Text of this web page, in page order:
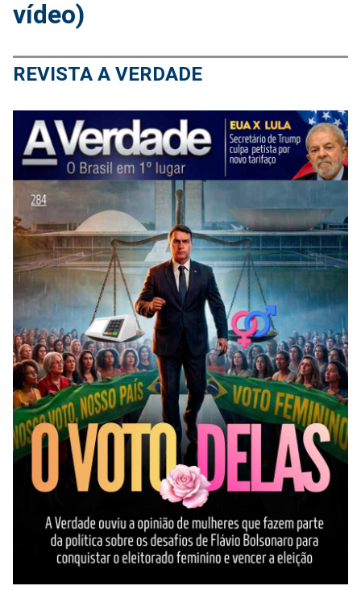
vídeo)
REVISTA A VERDADE